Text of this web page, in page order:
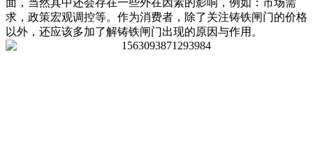
求，政策宏观调控等。作为消费者，除了关注铸铁闸门的价格
以外，还应该多加了解铸铁闸门出现的原因与作用。